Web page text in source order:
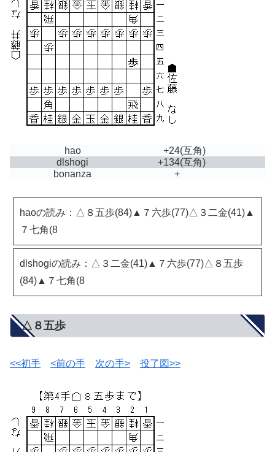
hao +24(互角)
dlshogi
+134(互角)
bonanza
+
haoの読み：△８五歩(84)▲７六歩(77)△３二金(41)▲
７七角(8
dlshogiの読み：△３二金(41)▲７六歩(77)△８五歩
(84)▲７七角(8
△８五歩
<<初手 <前の手 次の手> 投了図>>